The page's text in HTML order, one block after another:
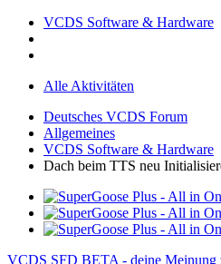
VCDS Software & Hardware
Alle Aktivitäten
Deutsches VCDS Forum
Allgemeines
VCDS Software & Hardware
Dach beim TTS neu
VCDS SFD BETA - deine Meinung